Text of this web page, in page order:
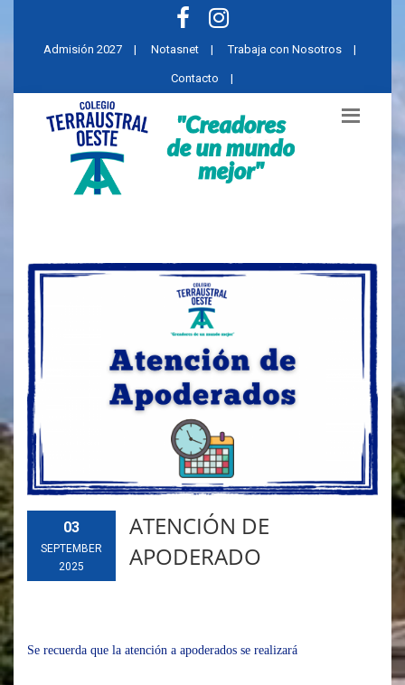
Admisión 2027 | Notasnet | Trabaja con Nosotros |
Contacto |
03
SEPTEMBER
2025
ATENCIÓN DE
APODERADO
Se recuerda que la atención a apoderados se realizará